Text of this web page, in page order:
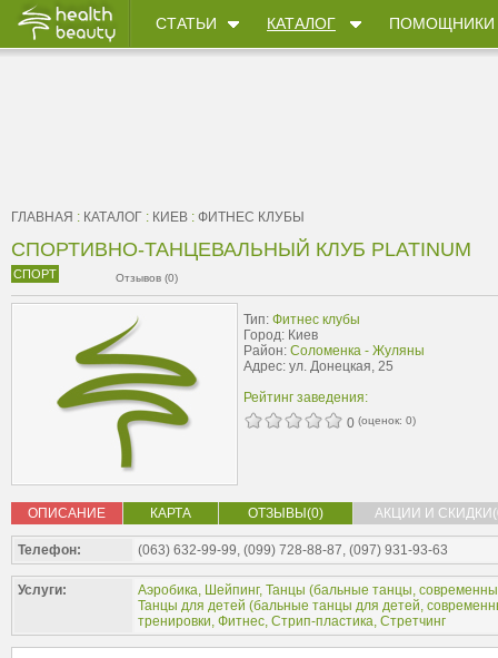
СТАТЬИ КАТАЛОГ ПОМОЩНИКИ
ГЛАВНАЯ : КАТАЛОГ : КИЕВ : ФИТНЕС КЛУБЫ
СПОРТИВНО-ТАНЦЕВАЛЬНЫЙ КЛУБ PLATINUM
СПОРТ Отзывов (0)
Тип: Фитнес клубы
Город: Киев
Район: Соломенка - Жуляны
Адрес: ул. Донецкая, 25
Рейтинг заведения:
0 (оценок: 0)
ОПИСАНИЕ КАРТА ОТЗЫВЫ(0) АКЦИИ И
Телефон: (063) 632-99-99, (099) 728-88-87, (097) 931-93-63
Услуги: Аэробика, Шейпинг, Танцы (бальные танцы,
Танцы для детей (бальные танцы для детей,
тренировки, Фитнес, Стрип-пластика, Стретчинг